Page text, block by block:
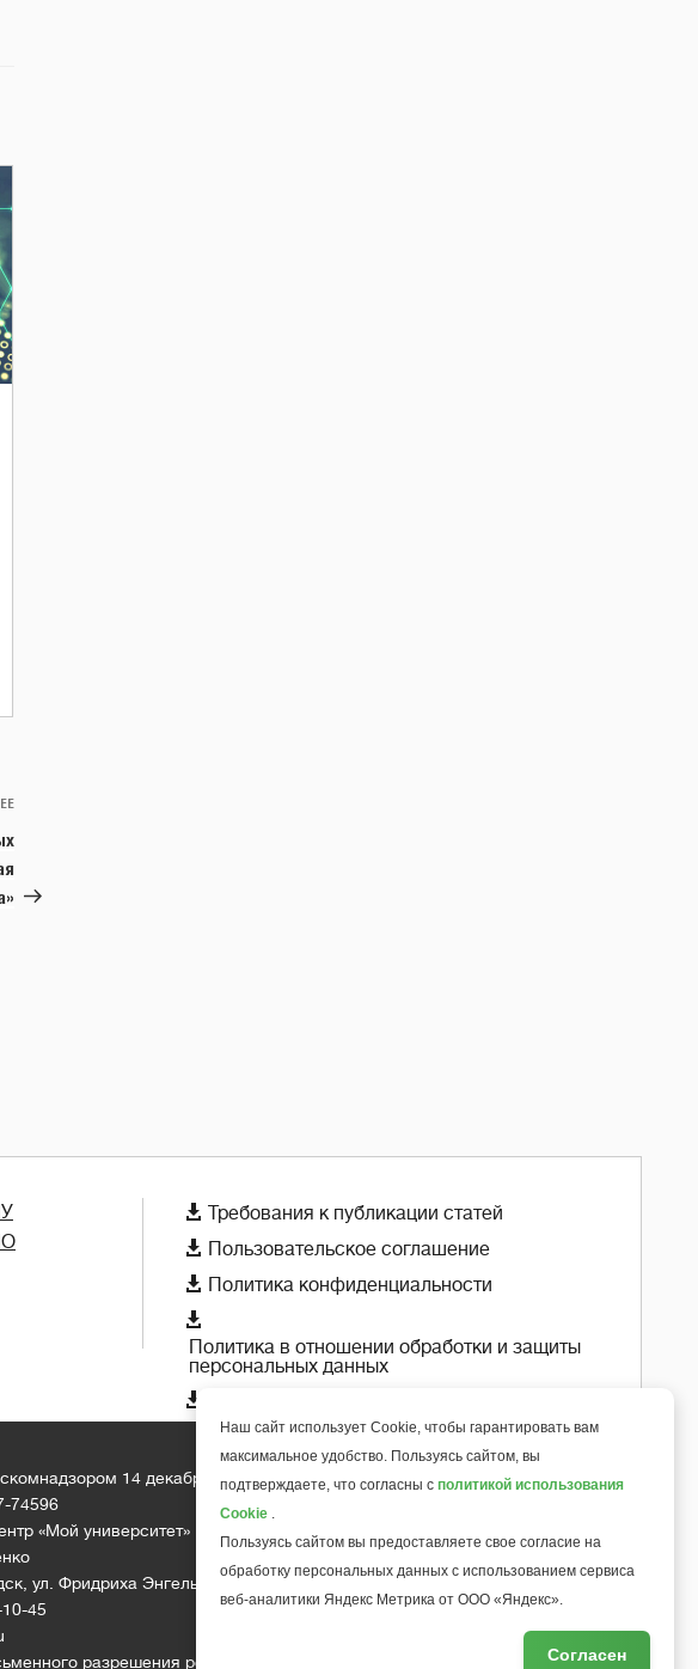
Следующая
запись
 Требования к публикации статей
 Пользовательское соглашение
 Политика конфиденциальности

Политика в отношении обработки и защиты
персональных данных

14 декабря 2018 года
74596
«Мой университет»
ул. Фридриха Энгельса д.10, офис 211
45
разрешения редакции
6+
Наш сайт использует Cookie, чтобы гарантировать вам
максимальное удобство. Пользуясь сайтом, вы
подтверждаете, что согласны с политикой использования
Cookie .
Пользуясь сайтом вы предоставляете свое согласие на
обработку персональных данных с использованием сервиса
веб-аналитики Яндекс Метрика от ООО «Яндекс».
Согласен